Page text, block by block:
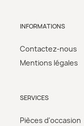
INFORMATIONS
Contactez-nous
Mentions légales
SERVICES
Pièces d'occasion